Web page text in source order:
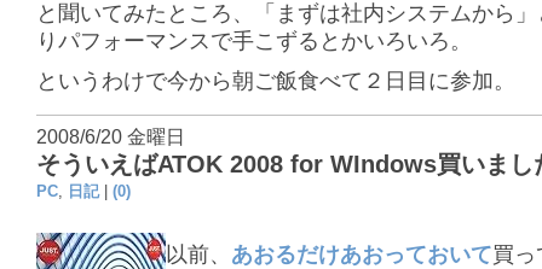
と聞いてみたところ、「まずは社内システムから
りパフォーマンスで手こずるとかいろいろ。
というわけで今から朝ご飯食べて２日目に参加。
2008/6/20 金曜日
そういえばATOK 2008 for WIndows買いまし
PC, 日記| (0)
以前、 あおるだけあおっておいて買